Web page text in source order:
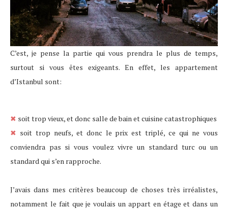
C’est, je pense la partie qui vous prendra le plus de temps,
surtout si vous êtes exigeants. En effet, les appartement
d’Istanbul sont:
✖ soit trop vieux, et donc salle de bain et cuisine catastrophiques
✖ soit trop neufs, et donc le prix est triplé, ce qui ne vous
conviendra pas si vous voulez vivre un standard turc ou un
standard qui s’en rapproche.
J’avais dans mes critères beaucoup de choses très irréalistes,
notamment le fait que je voulais un appart en étage et dans un